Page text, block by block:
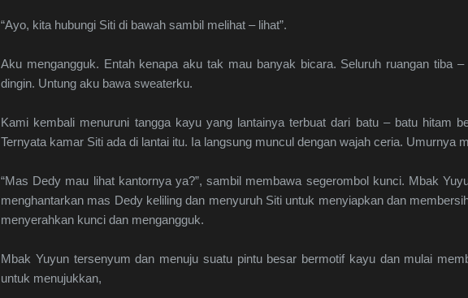
“Ayo, kita hubungi Siti di bawah sambil melihat – lihat”.
Aku mengangguk. Entah kenapa aku tak mau banyak bicara. Seluruh ruangan tiba
dingin. Untung aku bawa sweaterku.
Kami kembali menuruni tangga kayu yang lantainya terbuat dari batu – batu hitam
Ternyata kamar Siti ada di lantai itu. Ia langsung muncul dengan wajah ceria. Umurnya
“Mas Dedy mau lihat kantornya ya?”, sambil membawa segerombol kunci. Mbak
menghantarkan mas Dedy keliling dan menyuruh Siti untuk menyiapkan dan
menyerahkan kunci dan mengangguk.
Mbak Yuyun tersenyum dan menuju suatu pintu besar bermotif kayu dan mulai
untuk menujukkan,